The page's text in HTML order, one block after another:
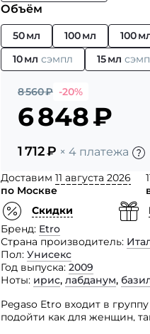
Объём
50 мл 100 мл 100
10 мл сэмпл 15 мл
8 560₽ -20%
6 848₽
1 712₽ × 4 платежа
Доставим 11 августа 2026
по Москве
Скидки
Бренд Etro
Страна производитель
Пол Унисекс
Год выпуска 2009
Ноты ирис, лабданум,
Pegaso Etro входит в
подойти как для женщин,